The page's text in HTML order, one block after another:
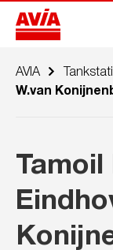
AVIA
W.van
Tamoil